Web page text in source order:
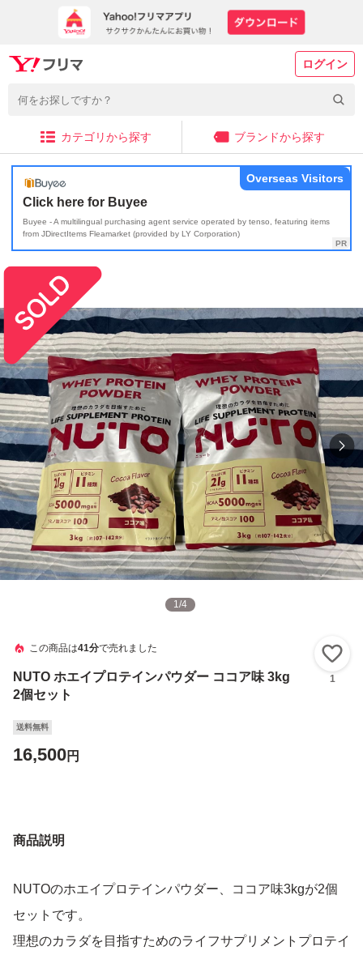
ログイン
カテゴリから探す ブランドから探す
Click here for Buyee
Buyee - A multilingual purchasing agent service operated by tenso, featuring items
from JDirectItems Fleamarket (provided by LY Corporation)
Overseas Visitors
1/4
この商品は41分で売れました
NUTO ホエイプロテインパウダー ココア味 3kg
2個セット
1
送料無料
16,500円
商品説明
NUTOのホエイプロテインパウダー、ココア味3kgが2個
セットです。
理想のカラダを目指すためのライフサプリメントプロテイ